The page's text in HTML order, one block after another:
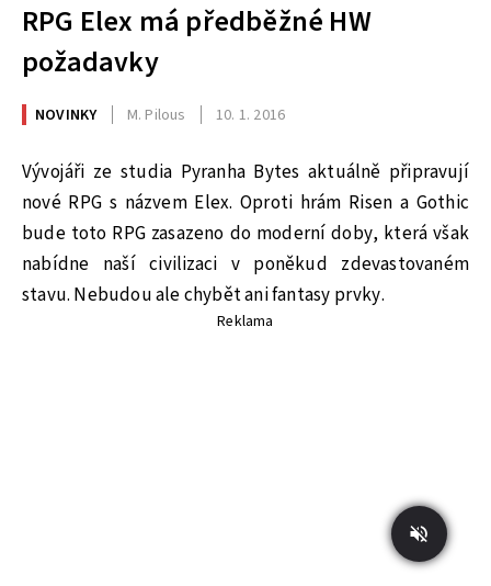
RPG Elex má předběžné HW
požadavky
NOVINKY M. Pilous 10. 1. 2016
Vývojáři ze studia Pyranha Bytes aktuálně připravují
nové RPG s názvem Elex. Oproti hrám Risen a Gothic
bude toto RPG zasazeno do moderní doby, která však
nabídne naší civilizaci v poněkud zdevastovaném
stavu. Nebudou ale chybět ani fantasy prvky.
Reklama